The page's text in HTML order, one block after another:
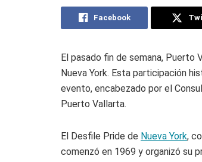
Facebook
El pasado fin de semana,
Nueva York. Esta participación
evento, encabezado por el
Puerto Vallarta.
El Desfile Pride de Nueva York,
comenzó en 1969 y organizó su